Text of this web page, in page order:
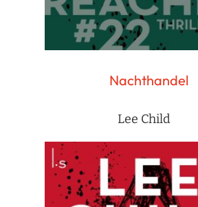
Nachthandel
Lee Child